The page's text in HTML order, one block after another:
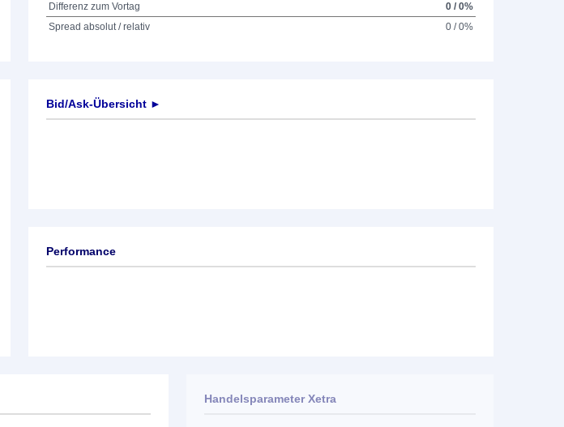
Differenz zum Vortag
0 / 0%
Spread absolut / relativ
0 / 0%
Bid/Ask-Übersicht ►
Performance
Handelsparameter Xetra